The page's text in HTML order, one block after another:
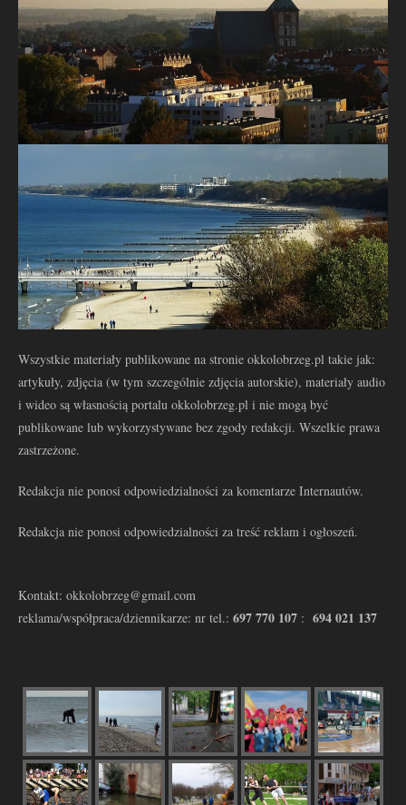
Wszystkie materiały publikowane na stronie okkolobrzeg.pl takie jak:
artykuły, zdjęcia (w tym szczególnie zdjęcia autorskie), materiały audio
i wideo są własnością portalu okkolobrzeg.pl i nie mogą być
publikowane lub wykorzystywane bez zgody redakcji. Wszelkie prawa
zastrzeżone.
Redakcja nie ponosi odpowiedzialności za komentarze Internautów.
Redakcja nie ponosi odpowiedzialności za treść reklam i ogłoszeń.
Kontakt: okkolobrzeg@gmail.com
reklama/współpraca/dziennikarze: nr tel.: 697 770 107 : 694 021 137